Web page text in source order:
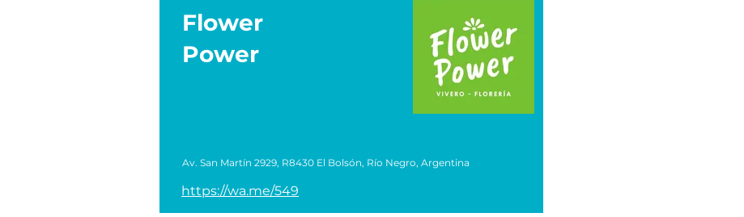
Flower
Power
Av. San Martín 2929, R8430 El Bolsón, Río Negro, Argentina
https://wa.me/549